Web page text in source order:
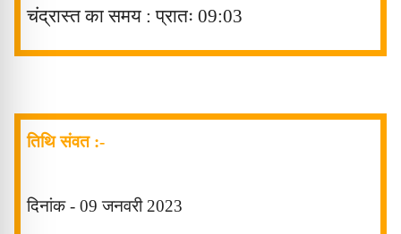
चंद्रास्त का समय : प्रातः 09:03
तिथि संवत :-
दिनांक - 09 जनवरी 2023